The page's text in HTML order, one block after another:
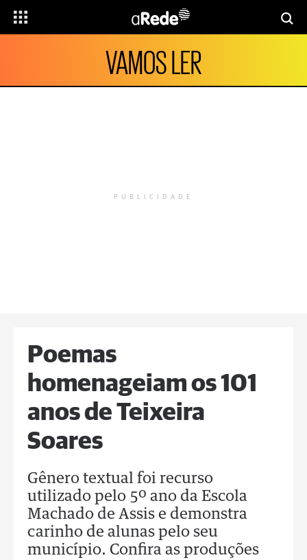
VAMOS LER
PUBLICIDADE
Poemas
homenageiam os 101
anos de Teixeira
Soares
Gênero textual foi recurso
utilizado pelo 5º ano da Escola
Machado de Assis e demonstra
carinho de alunas pelo seu
município. Confira as produções